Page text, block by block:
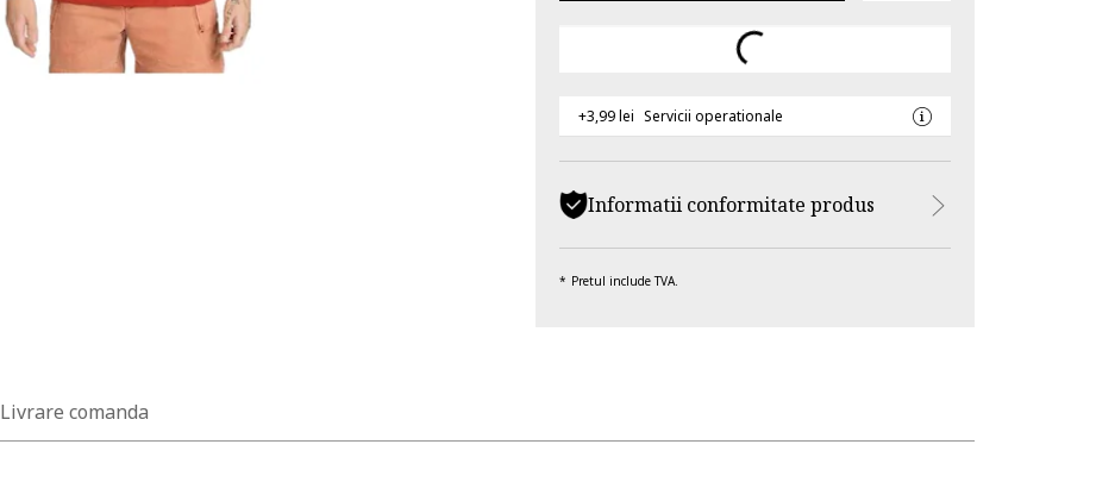
+3,99 lei Servicii operationale
Informatii conformitate produs
Pretul include TVA.
Livrare comanda